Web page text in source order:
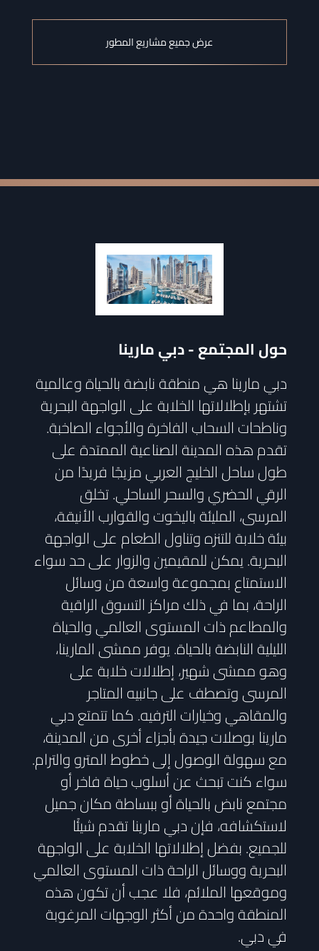
عرض جميع مشاريع المطور
حول المجتمع-دبي مارينا
دبي مارينا هي منطقة نابضة بالحياة وعالمية
تشتهر بإطلالاتها الخلابة على الواجهة البحرية
وناطحات السحاب الفاخرة والأجواء الصاخبة.
تقدم هذه المدينة الصناعية الممتدة على
طول ساحل الخليج العربي مزيجًا فريدًا من
الرقي الحضري والسحر الساحلي. تخلق
المرسى، المليئة باليخوت والقوارب الأنيقة،
بيئة خلابة للتنزه وتناول الطعام على الواجهة
البحرية. يمكن للمقيمين والزوار على حد سواء
الاستمتاع بمجموعة واسعة من وسائل
الراحة، بما في ذلك مراكز التسوق الراقية
والمطاعم ذات المستوى العالمي والحياة
الليلية النابضة بالحياة. يوفر ممشى المارينا،
وهو ممشى شهير، إطلالات خلابة على
المرسى وتصطف على جانبيه المتاجر
والمقاهي وخيارات الترفيه. كما تتمتع دبي
مارينا بوصلات جيدة بأجزاء أخرى من المدينة،
مع سهولة الوصول إلى خطوط المترو والترام.
سواء كنت تبحث عن أسلوب حياة فاخر أو
مجتمع نابض بالحياة أو ببساطة مكان جميل
لاستكشافه، فإن دبي مارينا تقدم شيئًا
للجميع. بفضل إطلالاتها الخلابة على الواجهة
البحرية ووسائل الراحة ذات المستوى العالمي
وموقعها الملائم، فلا عجب أن تكون هذه
المنطقة واحدة من أكثر الوجهات المرغوبة
في دبي.